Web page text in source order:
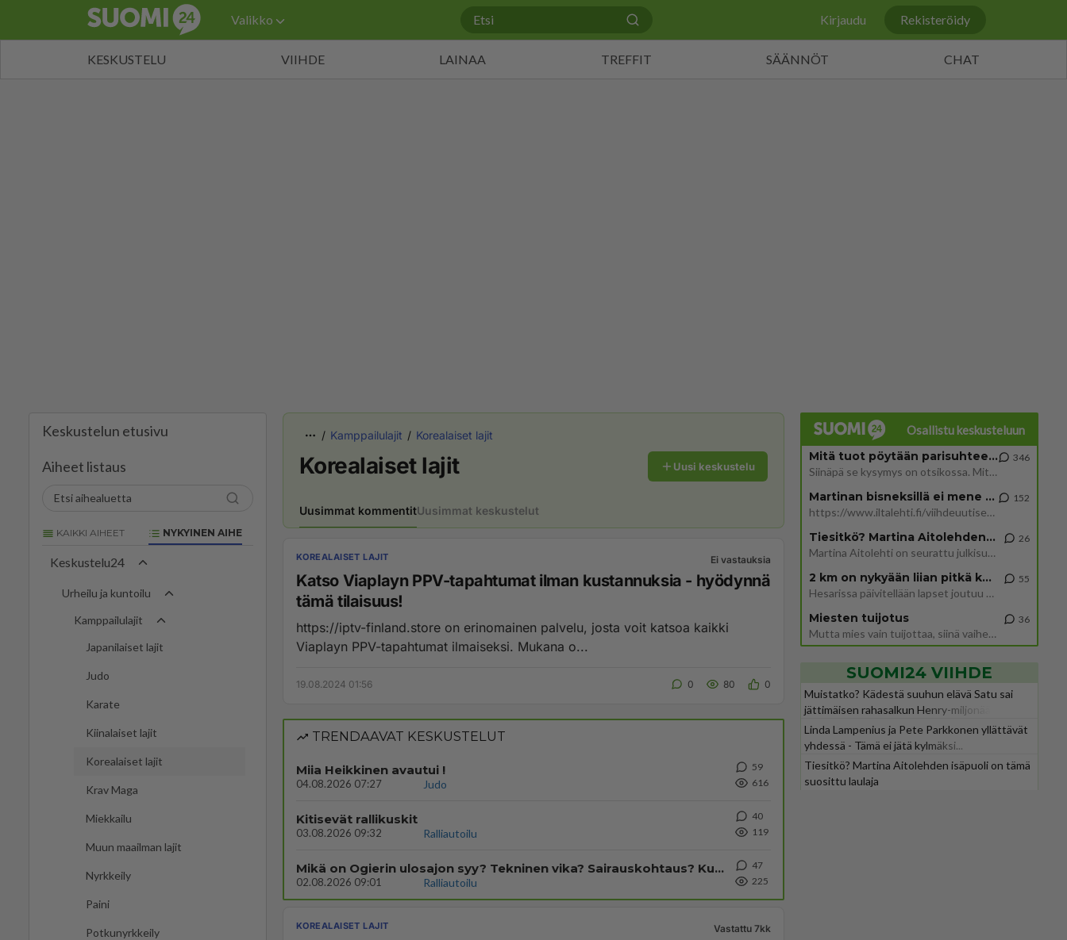
Valikko Kirjaudu Rekisteröidy
KESKUSTELU VIIHDE LAINAA TREFFIT SÄÄNNÖT CHAT
Keskustelun etusivu
Aiheet listaus
KAIKKI AIHEET NYKYINEN AIHE
Keskustelu24
Urheilu ja kuntoilu
Kamppailulajit
Japanilaiset lajit
Judo
Karate
Kiinalaiset lajit
Korealaiset lajit
Krav Maga
Miekkailu
Muun maailman lajit
Nyrkkeily
Paini
Potkunyrkkeily
Kamppailulajit Korealaiset lajit
Korealaiset lajit Uusi keskustelu
Uusimmat kommentitUusimmat keskustelut
KOREALAISET LAJIT Ei vastauksia
Katso Viaplayn PPV-tapahtumat ilman kustannuksia - hyödynnä
tämä tilaisuus!
https://iptv-finland.store on erinomainen palvelu, josta voit katsoa kaikki
Viaplayn PPV-tapahtumat ilmaiseksi. Mukana o...
19.08.2024 01:56 0 80 0
TRENDAAVAT KESKUSTELUT
Miia Heikkinen avautui !
04.08.2026 07:27 Judo
59
616
Kitisevät rallikuskit
03.08.2026 09:32 Ralliautoilu
40
119
Mikä on Ogierin ulosajon syy? Tekninen vika? Sairauskohtaus? Kuuliko väärän nuotin?
02.08.2026 09:01 Ralliautoilu
47
225
KOREALAISET LAJIT Vastattu 7kk
Osallistu keskusteluun
Mitä tuot pöytään parisuhteessa?
Siinäpä se kysymys on otsikossa. Mitäpä siis tuot/toisit pöytään parisuhteessa? Oletko mies vai nainen? Koetko sen mitä
346
Martinan bisneksillä ei mene hyvin
https://www.iltalehti.fi/viihdeuutiset/a/c46da6ab-340f-4790-aaa7-0865eed2336 Yrityksen konkurssihakemus on tullut kärä
152
Tiesitkö? Martina Aitolehden isäpuoli on tämä suosittu laulaja
Martina Aitolehti on seurattu julkisuuden henkilö. Lähipiiriin mahtuu muitakin tunnettuja henkilöitä. Tiesitkö, että Ma
26
2 km on nykyään liian pitkä koulumatka
Hesarissa päivitellään lapset joutuu nyt kulkemaan 2 km kouluun jösses. Ruostefillarilla tuo matka menee vaikka miten äk
55
Miesten tuijotus
Mutta mies vain tuijottaa, siinä vaiheessa käännän itse pään pois. Mikä juttu? Yleensä jos joku tuijottaa tai katsoo, hä
36
SUOMI24 VIIHDE
Muistatko? Kädestä suuhun elävä Satu sai
jättimäisen rahasalkun Henry-miljonääriltä
Linda Lampenius ja Pete Parkkonen yllättävät
yhdessä - Tämä ei jätä kylmäksi...
Tiesitkö? Martina Aitolehden isäpuoli on tämä
suosittu laulaja